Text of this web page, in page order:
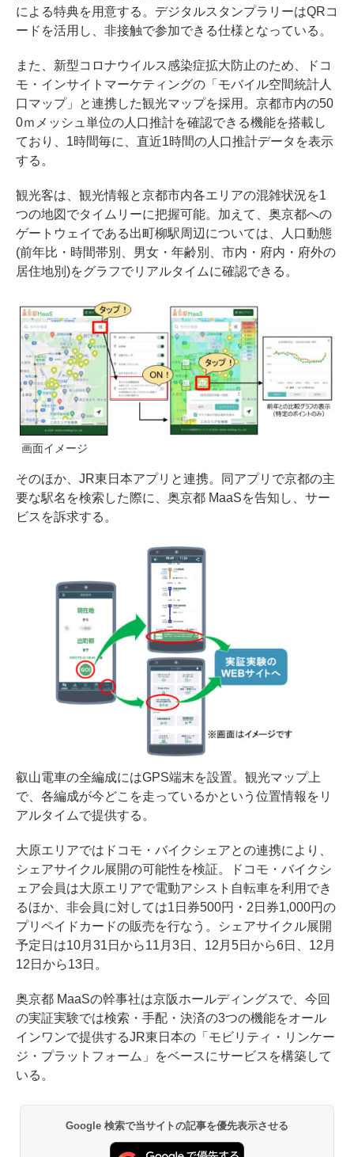
による特典を用意する。デジタルスタンプラリーはQRコ
ードを活用し、非接触で参加できる仕様となっている。
また、新型コロナウイルス感染症拡大防止のため、ドコ
モ・インサイトマーケティングの「モバイル空間統計人
口マップ」と連携した観光マップを採用。京都市内の50
0ｍメッシュ単位の人口推計を確認できる機能を搭載し
ており、1時間毎に、直近1時間の人口推計データを表示
する。
観光客は、観光情報と京都市内各エリアの混雑状況を1
つの地図でタイムリーに把握可能。加えて、奥京都への
ゲートウェイである出町柳駅周辺については、人口動態
(前年比・時間帯別、男女・年齢別、市内・府内・府外の
居住地別)をグラフでリアルタイムに確認できる。
画面イメージ
そのほか、JR東日本アプリと連携。同アプリで京都の主
要な駅名を検索した際に、奥京都 MaaSを告知し、サー
ビスを訴求する。
叡山電車の全編成にはGPS端末を設置。観光マップ上
で、各編成が今どこを走っているかという位置情報をリ
アルタイムで提供する。
大原エリアではドコモ・バイクシェアとの連携により、
シェアサイクル展開の可能性を検証。ドコモ・バイクシ
ェア会員は大原エリアで電動アシスト自転車を利用でき
るほか、非会員に対しては1日券500円・2日券1,000円の
プリペイドカードの販売を行なう。シェアサイクル展開
予定日は10月31日から11月3日、12月5日から6日、12月
12日から13日。
奥京都 MaaSの幹事社は京阪ホールディングスで、今回
の実証実験では検索・手配・決済の3つの機能をオール
インワンで提供するJR東日本の「モビリティ・リンケー
ジ・プラットフォーム」をベースにサービスを構築して
いる。
Google 検索で当サイトの記事を優先表示させる